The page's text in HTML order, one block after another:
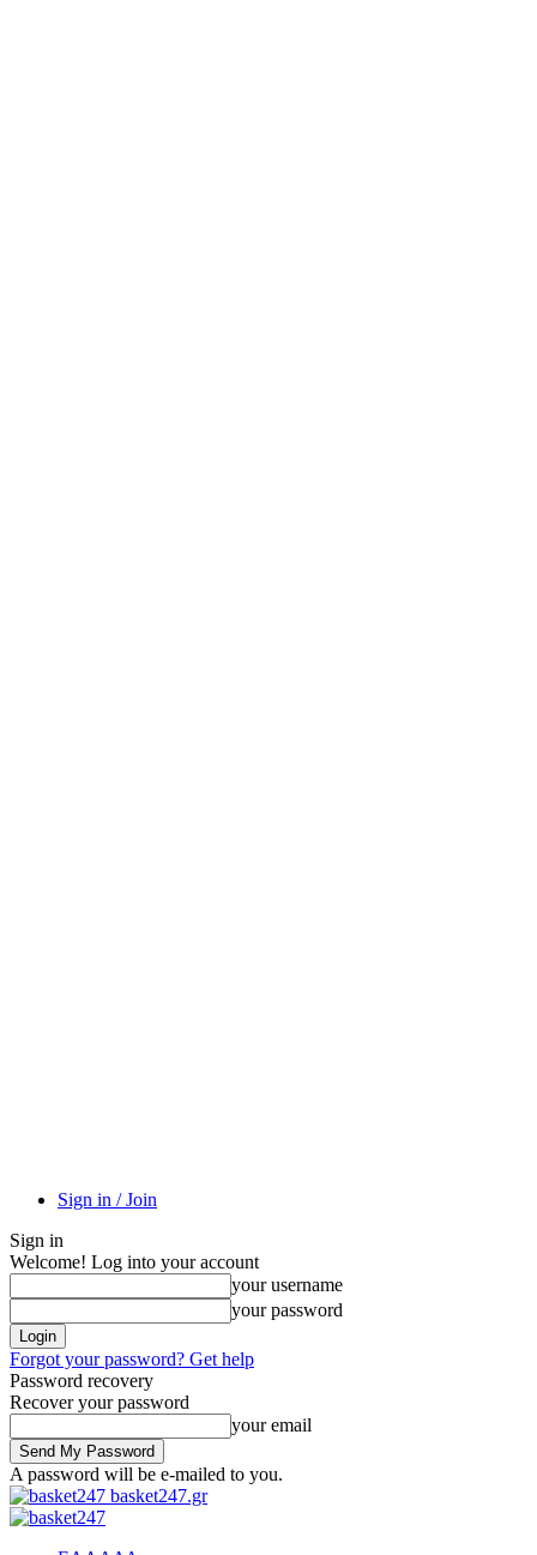
Sign in / Join
Sign in
Welcome! Log into your account
your username
your password
Forgot your password? Get help
Password recovery
Recover your password
your email
A password will be e-mailed to you.
basket247.gr